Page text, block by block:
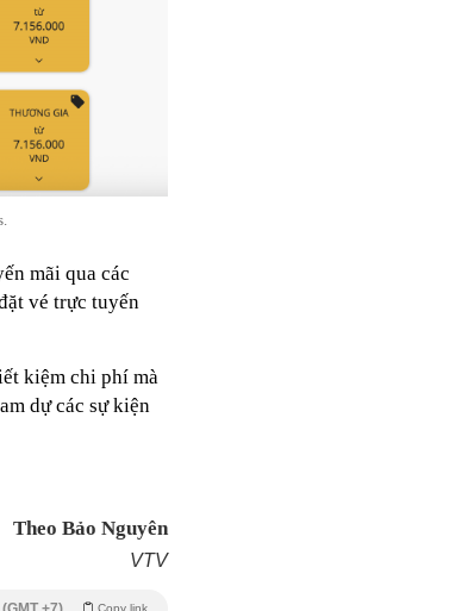
mãi qua các
vé trực tuyến
kiệm chi phí mà
dự các sự kiện
Theo Bảo Nguyên
VTV
Copy link